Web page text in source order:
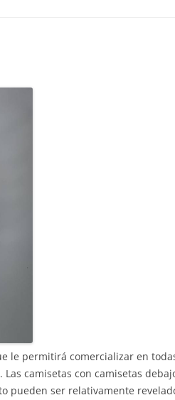
le permitirá comercializar en
camisetas con camisetas
pueden ser relativamente